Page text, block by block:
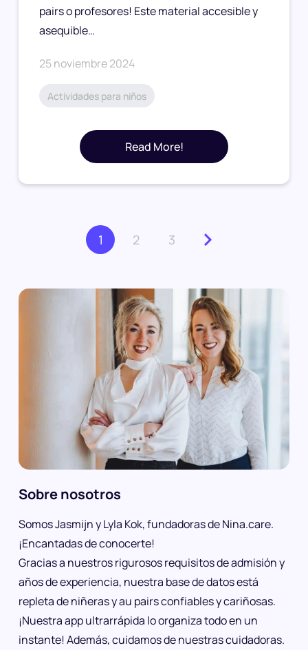
pairs o profesores! Este material accesible y
asequible…
25 noviembre 2024
Actividades para niños
Read More!
1 2 3
Sobre nosotros
Somos Jasmijn y Lyla Kok, fundadoras de Nina.care.
¡Encantadas de conocerte!
Gracias a nuestros rigurosos requisitos de admisión y
años de experiencia, nuestra base de datos está
repleta de niñeras y au pairs confiables y cariñosas.
¡Nuestra app ultrarrápida lo organiza todo en un
instante! Además, cuidamos de nuestras cuidadoras.